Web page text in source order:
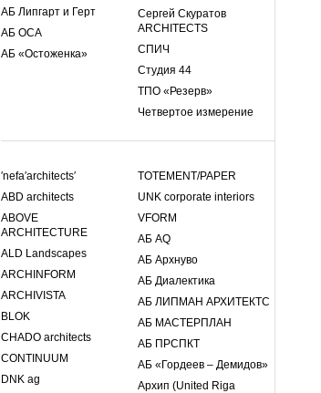
АБ Липгарт и Герт
АБ ОСА
АБ «Остоженка»
Сергей Скуратов
ARCHITECTS
СПИЧ
Студия 44
ТПО «Резерв»
Четвертое измерение
′nefa′architects′
ABD architects
ABOVE
ARCHITECTURE
ALD Landscapes
ARCHINFORM
ARCHIVISTA
BLOK
CHADO architects
CONTINUUM
DNK ag
TOTEMENT/PAPER
UNK corporate interiors
VFORM
АБ AQ
АБ Архнуво
АБ Диалектика
АБ ЛИПМАН АРХИТЕКТС
АБ МАСТЕРПЛАН
АБ ПРСПКТ
АБ «Гордеев – Демидов»
Архип (United Riga